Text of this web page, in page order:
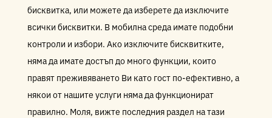
бисквитка, или можете да изберете да изключите
всички бисквитки. В мобилна среда имате подобни
контроли и избори. Ако изключите бисквитките,
няма да имате достъп до много функции, които
правят преживяването Ви като гост по-ефективно, а
някои от нашите услуги няма да функционират
правилно. Моля, вижте последния раздел на тази